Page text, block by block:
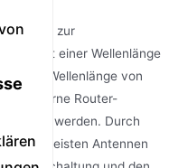
zur
einer Wellenlänge
eine Wellenlänge von
moderne Router-
werden. Durch
gewährleisten Antennen